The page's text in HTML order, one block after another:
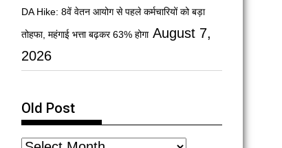
DA Hike: 8वें वेतन आयोग से पहले कर्मचारियों को बड़ा
तोहफा, महंगाई भत्ता बढ़कर 63% होगा August 7,
2026
Old Post